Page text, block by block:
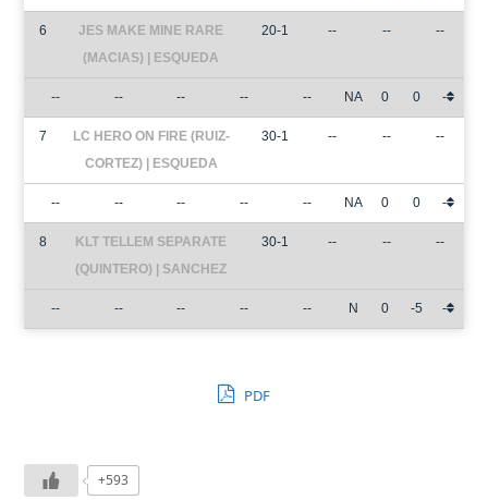
6
JES MAKE MINE RARE
(MACIAS) | ESQUEDA
20-1 -- -- --
-- -- -- -- -- NA 0 0 -
7
LC HERO ON FIRE (RUIZ-
CORTEZ) | ESQUEDA
30-1 -- -- --
-- -- -- -- -- NA 0 0 -
8
KLT TELLEM SEPARATE
(QUINTERO) | SANCHEZ
30-1 -- -- --
-- -- -- -- -- N 0 -5 -
PDF
+593